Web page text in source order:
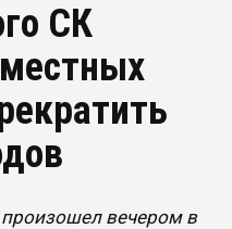
СК
вечером в